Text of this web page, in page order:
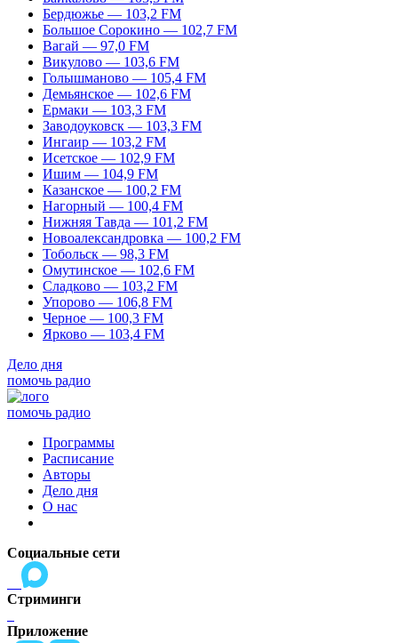
Бердюжье — 103,2 FM
Большое Сорокино — 102,7 FM
Вагай — 97,0 FM
Викулово — 103,6 FM
Голышманово — 105,4 FM
Демьянское — 102,6 FM
Ермаки — 103,3 FM
Заводоуковск — 103,3 FM
Ингаир — 103,2 FM
Исетское — 102,9 FM
Ишим — 104,9 FM
Казанское — 100,2 FM
Нагорный — 100,4 FM
Нижняя Тавда — 101,2 FM
Новоалександровка — 100,2 FM
Тобольск — 98,3 FM
Омутинское — 102,6 FM
Сладково — 103,2 FM
Упорово — 106,8 FM
Черное — 100,3 FM
Ярково — 103,4 FM
Дело дня
помочь радио
помочь радио
Программы
Расписание
Авторы
Дело дня
О нас
Социальные сети
Стриминги
Приложение